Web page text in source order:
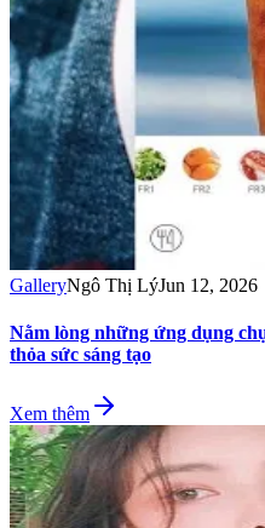
GalleryNgô Thị LýJun 12, 2026
Nằm lòng những ứng dụng
thỏa sức sáng tạo
Xem thêm